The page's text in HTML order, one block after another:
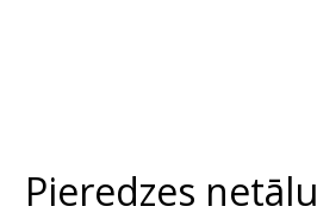
Pieredzes netālu